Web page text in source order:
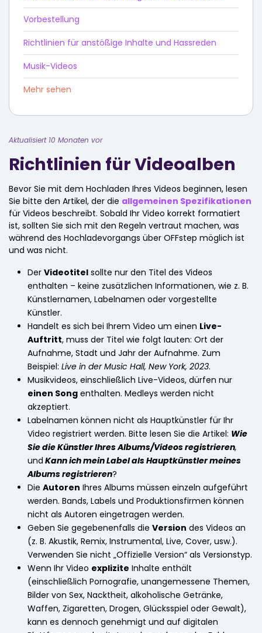
Vorbestellung
Richtlinien für anstößige Inhalte und Hassreden
Musik-Videos
Mehr sehen
Aktualisiert 10 Monaten vor
Richtlinien für Videoalben
Bevor Sie mit dem Hochladen Ihres Videos beginnen, lesen
Sie bitte den Artikel, der die allgemeinen Spezifikationen
für Videos beschreibt. Sobald Ihr Video korrekt formatiert
ist, sollten Sie sich mit den Regeln vertraut machen, was
während des Hochladevorgangs über OFFstep möglich ist
und was nicht.
Der Videotitel sollte nur den Titel des Videos
enthalten – keine zusätzlichen Informationen, wie z. B.
Künstlernamen, Labelnamen oder vorgestellte
Künstler.
Handelt es sich bei Ihrem Video um einen Live-
Auftritt, muss der Titel wie folgt lauten: Ort der
Aufnahme, Stadt und Jahr der Aufnahme. Zum
Beispiel: Live in der Music Hall, New York, 2023.
Musikvideos, einschließlich Live-Videos, dürfen nur
einen Song enthalten. Medleys werden nicht
akzeptiert.
Labelnamen können nicht als Hauptkünstler für Ihr
Video registriert werden. Bitte lesen Sie die Artikel: Wie
Sie die Künstler Ihres Albums/Videos registrieren,
und Kann ich mein Label als Hauptkünstler meines
Albums registrieren?
Die Autoren Ihres Albums müssen einzeln aufgeführt
werden. Bands, Labels und Produktionsfirmen können
nicht als Autoren eingetragen werden.
Geben Sie gegebenenfalls die Version des Videos an
(z. B. Akustik, Remix, Instrumental, Live, Cover, usw.).
Verwenden Sie nicht „Offizielle Version“ als Versionstyp.
Wenn Ihr Video explizite Inhalte enthält
(einschließlich Pornografie, unangemessene Themen,
Bilder von Sex, Nacktheit, alkoholische Getränke,
Waffen, Zigaretten, Drogen, Glücksspiel oder Gewalt),
kann es dennoch genehmigt und auf digitalen